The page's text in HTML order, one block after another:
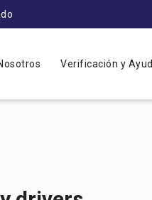
Verificación y